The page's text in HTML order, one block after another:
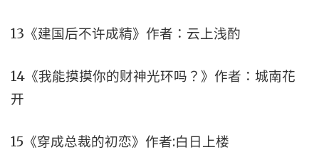
13《建国后不许成精》作者：云上浅酌
14《我能摸摸你的财神光环吗？》作者：城南花
开
15《穿成总裁的初恋》作者:白日上楼